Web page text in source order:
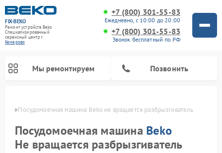
FIX-BEKO
Ремонт устройств Beko
Специализированный
cервисный центр г.
Кемерово
+7 (800) 301-55-83
Ежедневно, с 10:00 до 20:00
+7 (800) 301-55-83
Звонок бесплатный по РФ
Мы ремонтируем Позвонить
Посудомоечная машина Beko не вращается разбрызгиватель
Посудомоечная машина Beko
Не вращается разбрызгиватель